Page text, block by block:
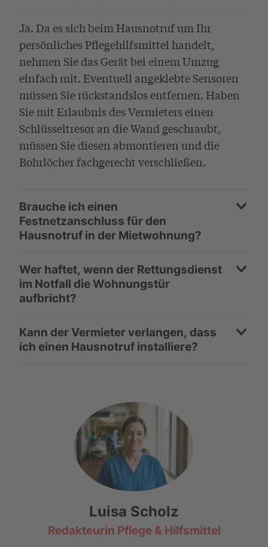
Ja. Da es sich beim Hausnotruf um Ihr
persönliches Pflegehilfsmittel handelt,
nehmen Sie das Gerät bei einem Umzug
einfach mit. Eventuell angeklebte Sensoren
müssen Sie rückstandslos entfernen. Haben
Sie mit Erlaubnis des Vermieters einen
Schlüsseltresor an die Wand geschraubt,
müssen Sie diesen abmontieren und die
Bohrlöcher fachgerecht verschließen.
Brauche ich einen
Festnetzanschluss für den
Hausnotruf in der Mietwohnung?
Wer haftet, wenn der Rettungsdienst
im Notfall die Wohnungstür
aufbricht?
Kann der Vermieter verlangen, dass
ich einen Hausnotruf installiere?
Luisa Scholz
Redakteurin Pflege & Hilfsmittel